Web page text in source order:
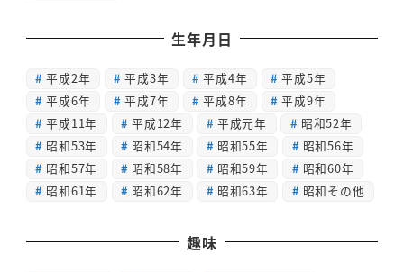
生年月日
平成2年 平成3年 平成4年
平成5年
平成6年
平成7年 平成8年
平成9年
平成11年
平成12年 平成元年
昭和52年
昭和53年
昭和54年 昭和55年
昭和56年
昭和57年
昭和58年 昭和59年
昭和60年
昭和61年
昭和62年 昭和63年 昭和その他
趣味